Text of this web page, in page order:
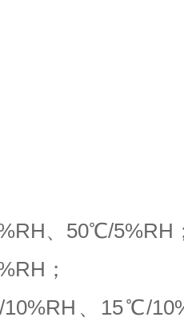
、50℃/5%RH
；
、15℃/